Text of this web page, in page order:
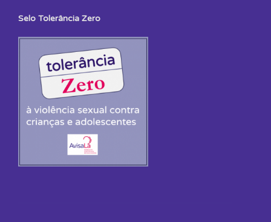
Selo Tolerância Zero